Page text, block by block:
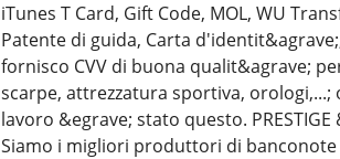
iTunes T Card, Gift Code, MOL, WU
Patente di guida, Carta
fornisco CVV di buona qualit&agrave;
scarpe, attrezzatura sportiva,
lavoro &egrave; stato questo.
Siamo i migliori produttori di banconote di